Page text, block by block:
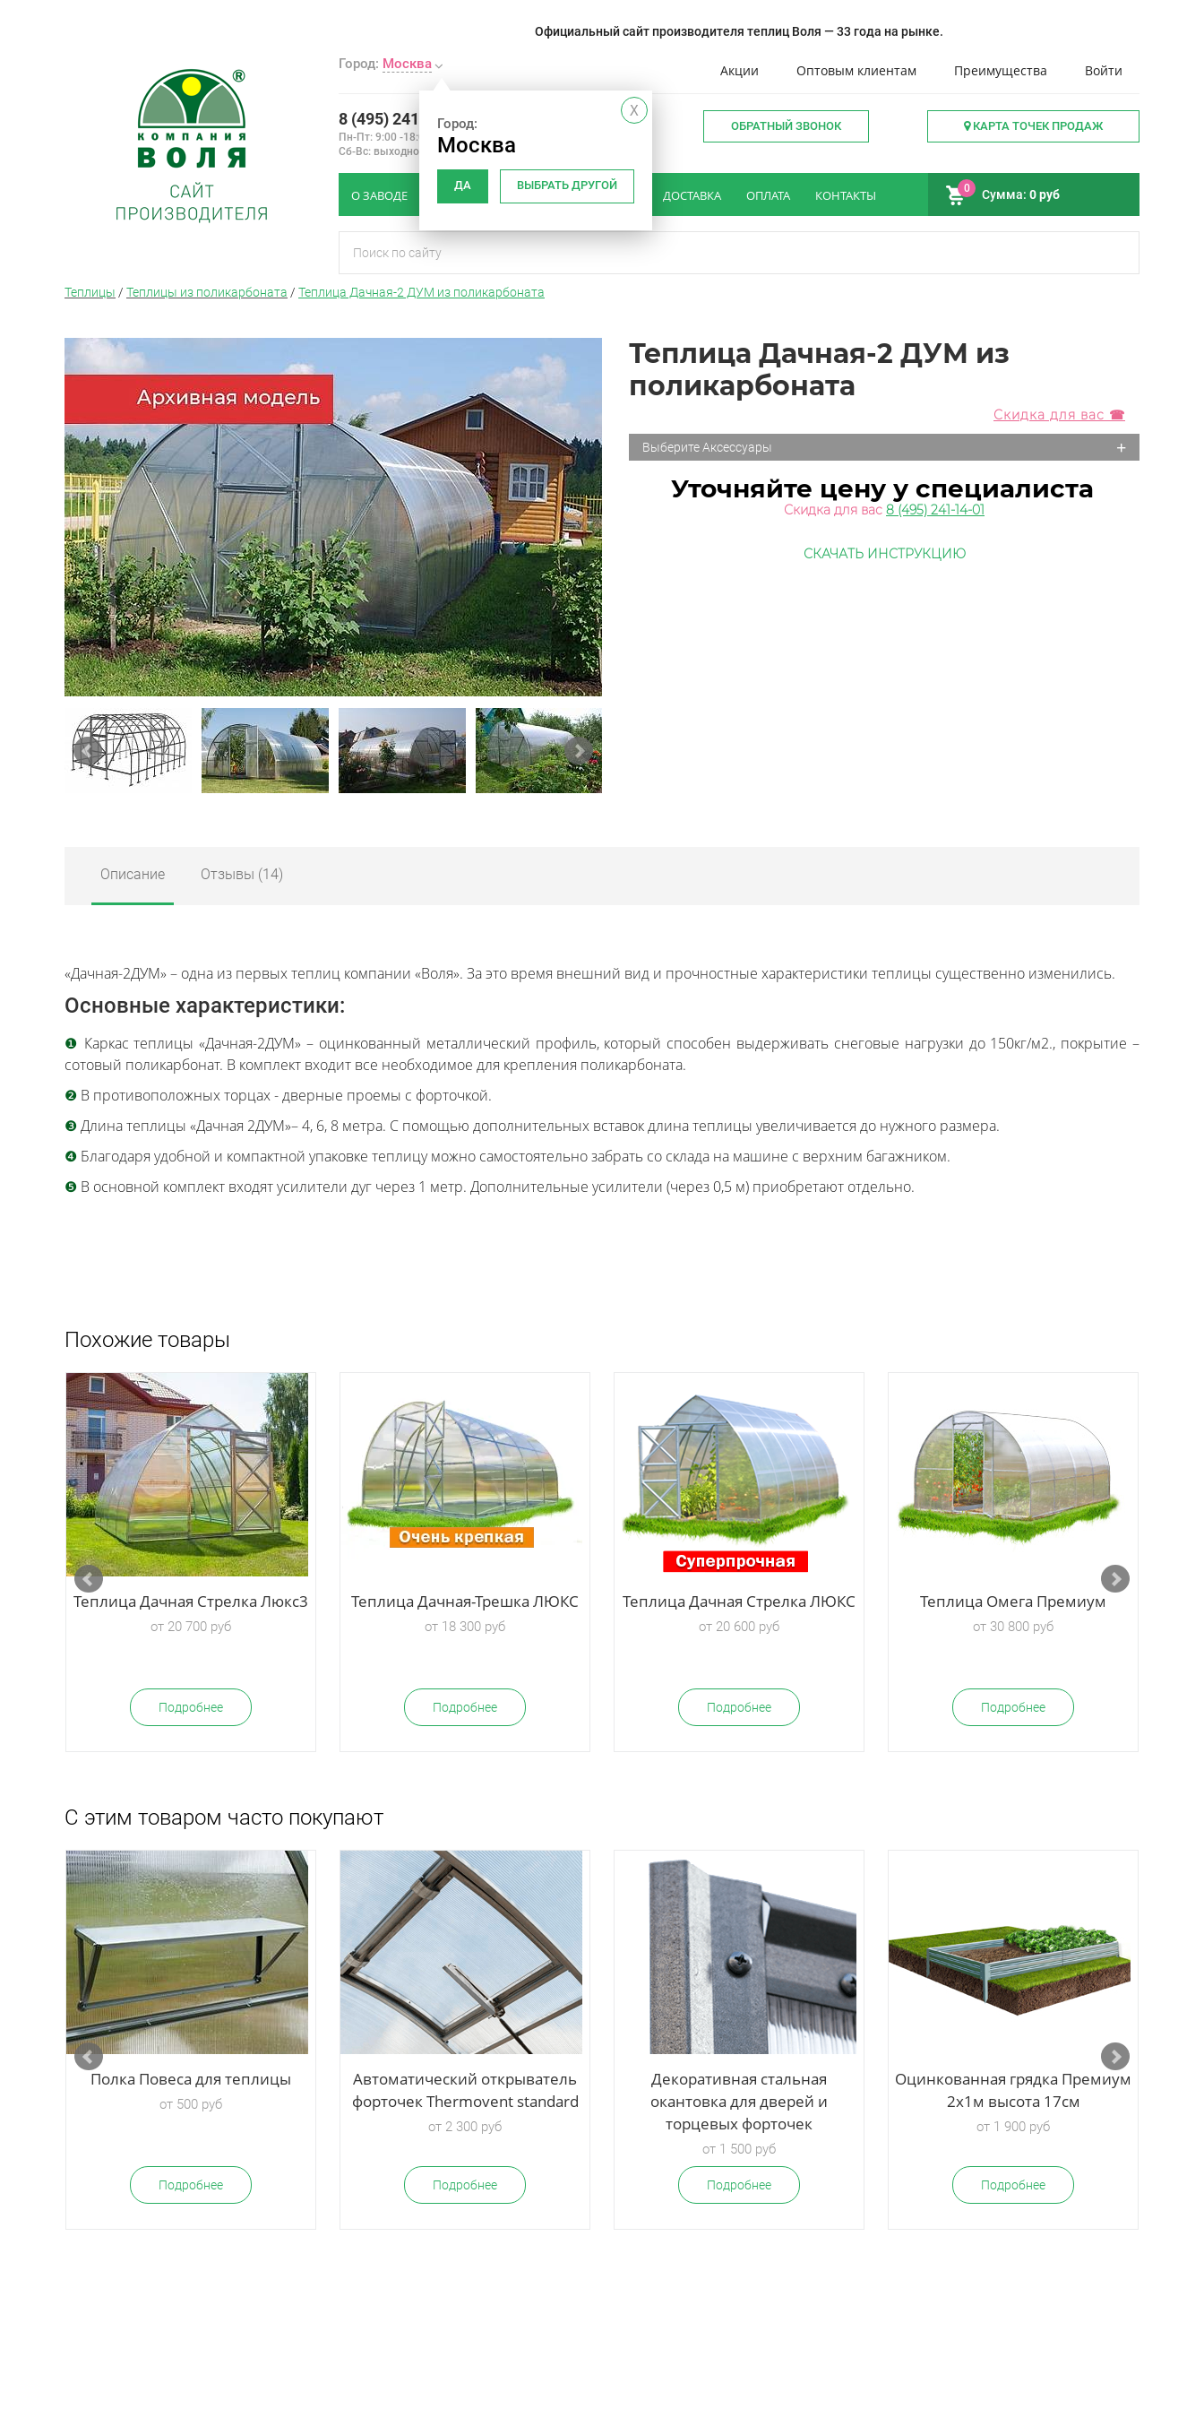
Официальный сайт производителя теплиц Воля — 33 года на рынке.
Город: Москва
X
Город:
Москва
ДА ВЫБРАТЬ ДРУГОЙ
Акции Оптовым клиентам Преимущества Войти
8 (495) 241-14-01
Пн-Пт: 9:00 -18:00
Сб-Вс: выходной
КАРТА ТОЧЕК ПРОДАЖ
ОБРАТНЫЙ ЗВОНОК
О ЗАВОДЕ КАК ВЫБРАТЬ ТЕПЛИЦУ ДОСТАВКА ОПЛАТА КОНТАКТЫ 0 Сумма: 0 руб
Теплицы / Теплицы из поликарбоната / Теплица Дачная-2 ДУМ из поликарбоната
Теплица Дачная-2 ДУМ из
поликарбоната
Скидка для вас ☎
Выберите Аксессуары +
Уточняйте цену у специалиста
Скидка для вас 8 (495) 241-14-01
СКАЧАТЬ ИНСТРУКЦИЮ
Описание Отзывы (14)
«Дачная-2ДУМ» – одна из первых теплиц компании «Воля». За это время внешний вид и прочностные характеристики теплицы существенно изменились.
Основные характеристики:
❶ Каркас теплицы «Дачная-2ДУМ» – оцинкованный металлический профиль, который способен выдерживать снеговые нагрузки до 150кг/м2., покрытие –
сотовый поликарбонат. В комплект входит все необходимое для крепления поликарбоната.
❷ В противоположных торцах - дверные проемы с форточкой.
❸Длина теплицы «Дачная 2ДУМ»– 4, 6, 8 метра. С помощью дополнительных вставок длина теплицы увеличивается до нужного размера.
❹ Благодаря удобной и компактной упаковке теплицу можно самостоятельно забрать со склада на машине с верхним багажником.
❺ В основной комплект входят усилители дуг через 1 метр. Дополнительные усилители (через 0,5 м) приобретают отдельно.
Похожие товары
Теплица Дачная Стрелка Люкс3
от 20 700 руб
Подробнее
Теплица Дачная-Трешка ЛЮКС
от 18 300 руб
Подробнее
Теплица Дачная Стрелка ЛЮКС
от 20 600 руб
Подробнее
Теплица Омега Премиум
от 30 800 руб
Подробнее
С этим товаром часто покупают
Полка Повеса для теплицы
от 500 руб
Подробнее
Автоматический открыватель
форточек Thermovent standard
от 2 300 руб
Подробнее
Декоративная стальная
окантовка для дверей и
торцевых форточек
от 1 500 руб
Подробнее
Оцинкованная грядка Премиум
2х1м высота 17см
от 1 900 руб
Подробнее